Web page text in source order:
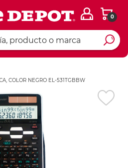
0
COLOR NEGRO EL-531TGBBW
Ingresar Codigo